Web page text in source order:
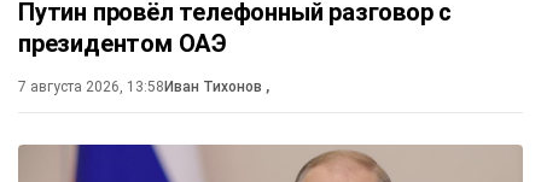
Путин провёл телефонный разговор с
президентом ОАЭ
7 августа 2026, 13:58 Иван Тихонов ,